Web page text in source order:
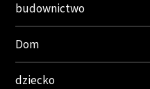
budownictwo
Dom
dziecko